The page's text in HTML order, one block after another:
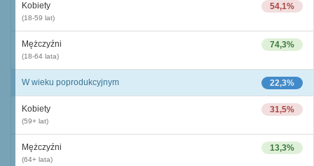
54,1%
Kobiety
(18-59 lat)
74,3%
Mężczyźni
(18-64 lata)
22,3%
W wieku poprodukcyjnym
31,5%
Kobiety
(59+ lat)
13,3%
Mężczyźni
(64+ lata)